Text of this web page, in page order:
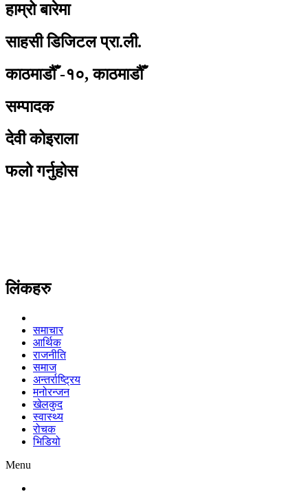
हाम्रो बारेमा
साहसी डिजिटल प्रा.ली.
काठमाडौँ -१०, काठमाडौँ
सम्पादक
देवी कोइराला
फलो गर्नुहोस
लिंकहरु
समाचार
आर्थिक
राजनीति
समाज
अन्तर्राष्ट्रिय
मनोरन्जन
खेलकुद
स्वास्थ्य
रोचक
भिडियो
Menu